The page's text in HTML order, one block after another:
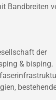
Bandbreiten
der
& bisping.